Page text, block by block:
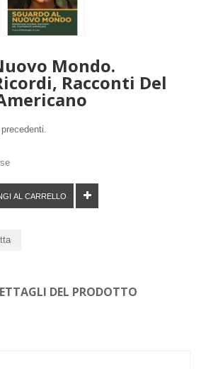
Mondo.
Racconti Del
AL CARRELLO
DEL PRODOTTO